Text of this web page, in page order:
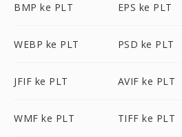
BMP ke PLT EPS ke PLT
WEBP ke PLT PSD ke PLT
JFIF ke PLT AVIF ke PLT
WMF ke PLT TIFF ke PLT